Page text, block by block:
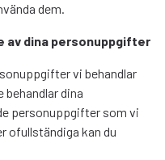
dem.
dina personuppgifter
vi behandlar
dina
personuppgifter som vi
ofullständiga kan du